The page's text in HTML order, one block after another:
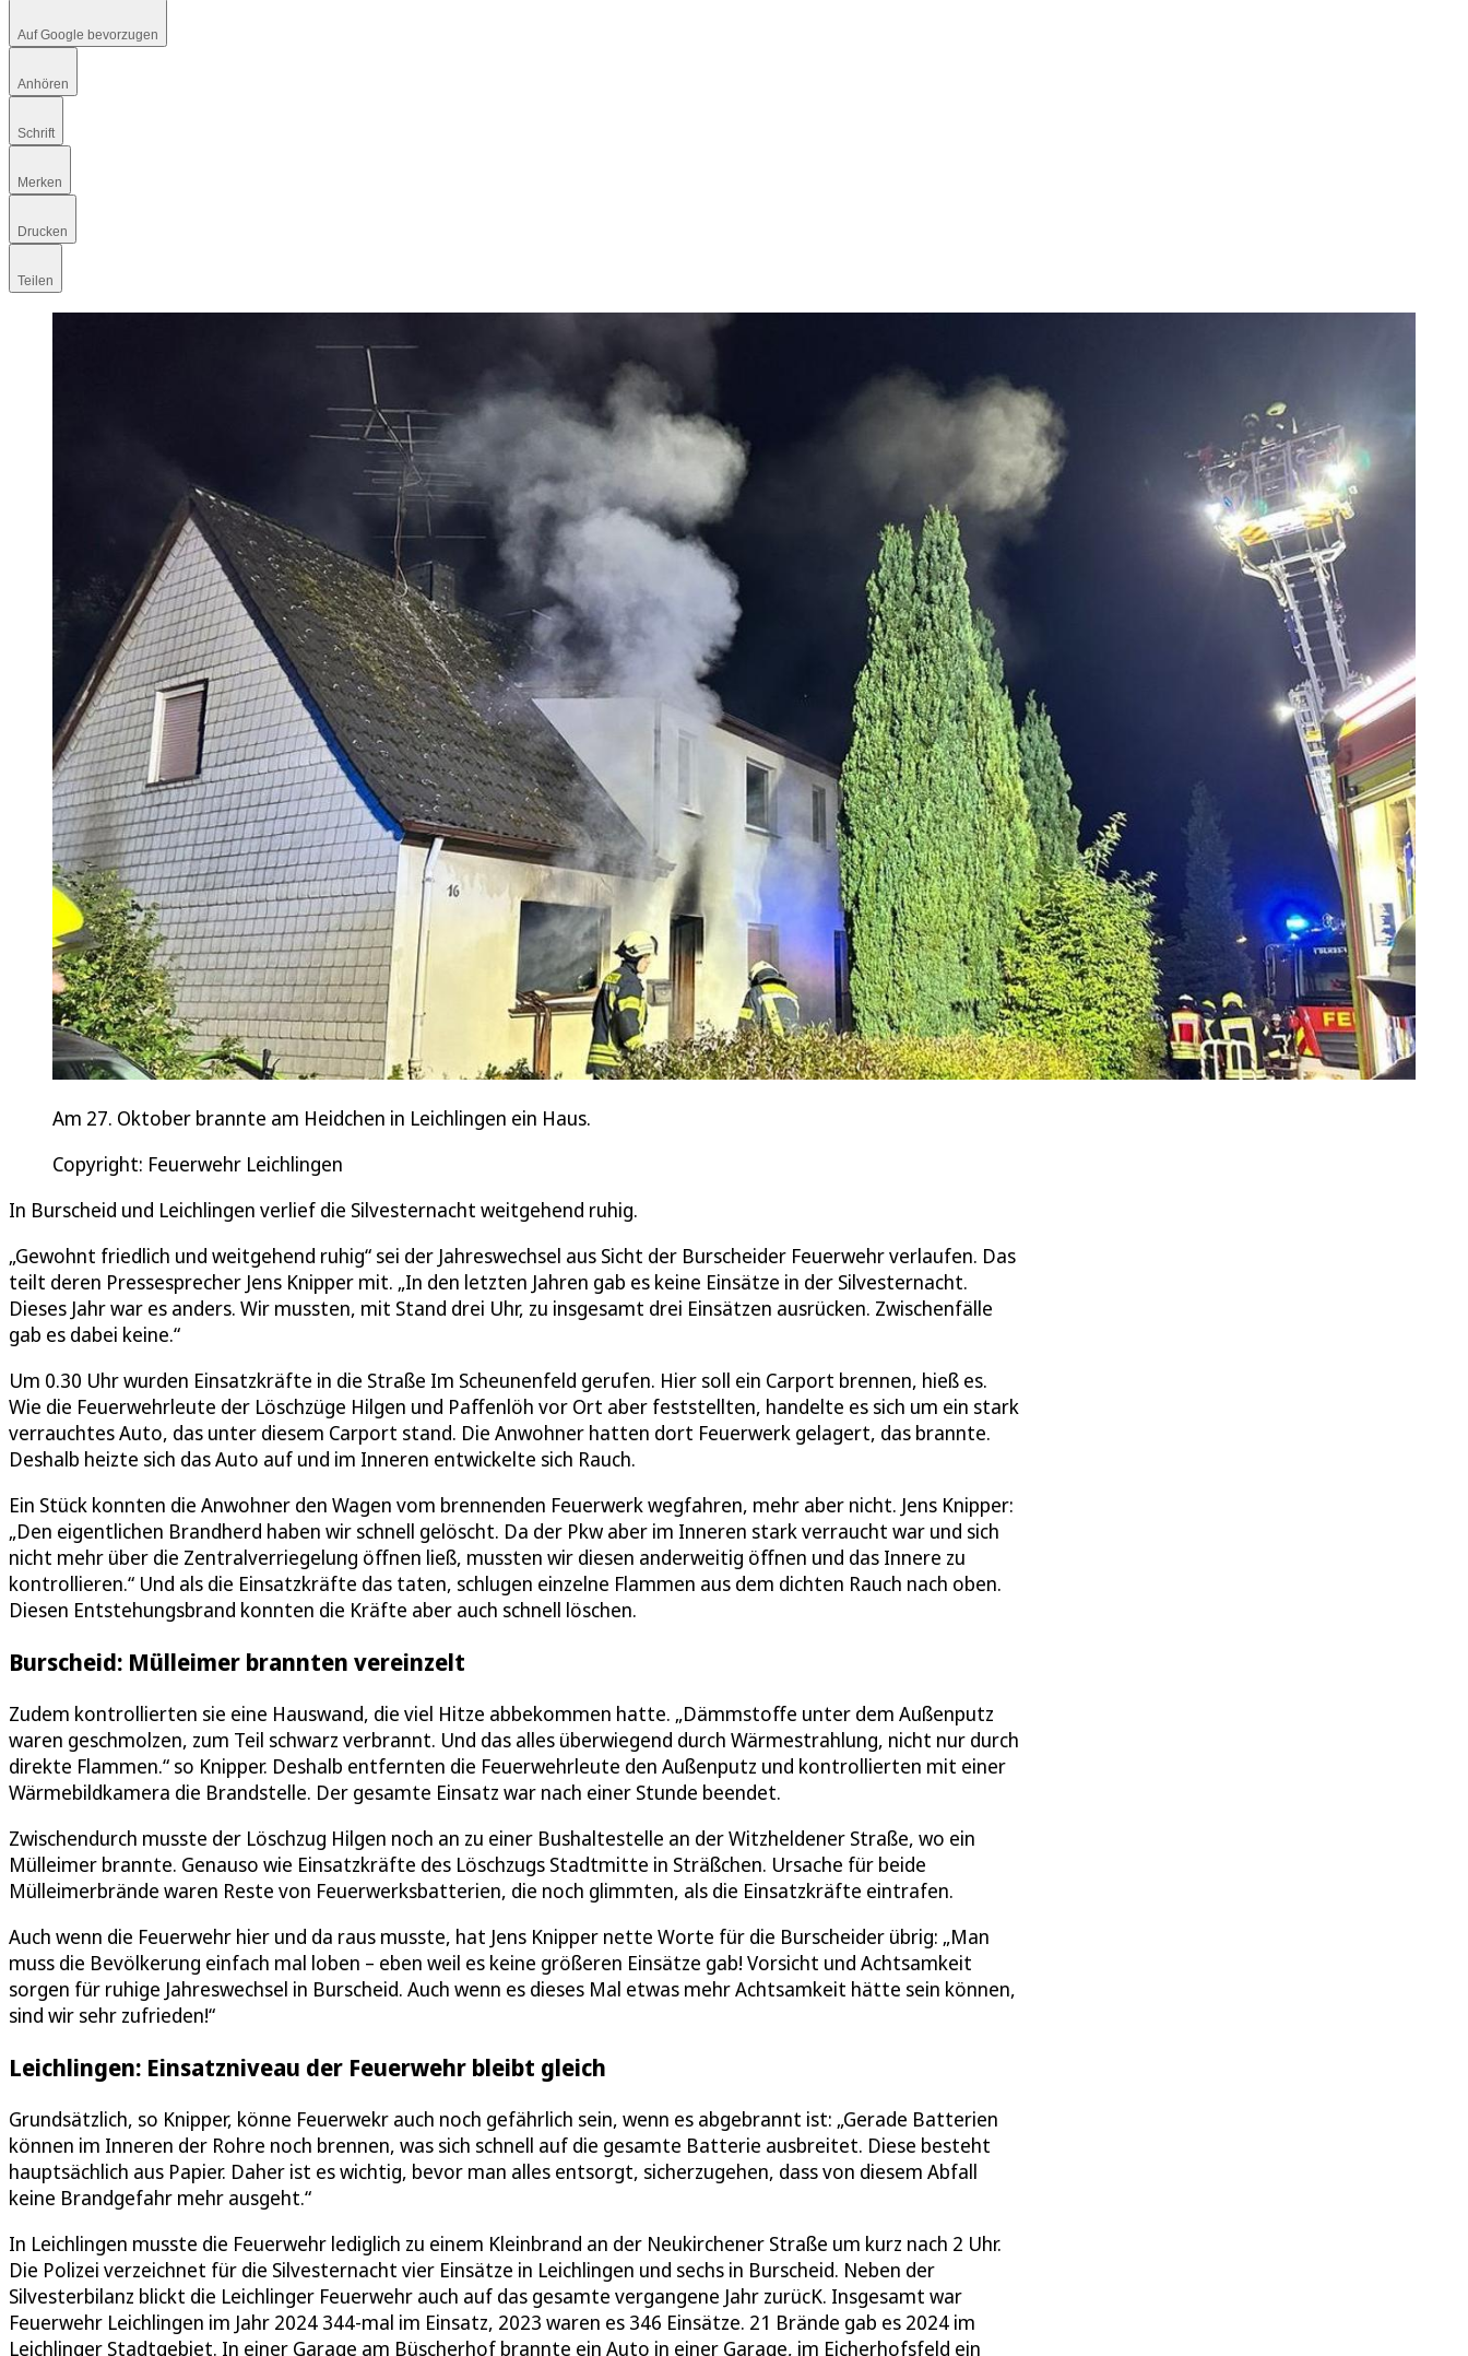
Auf Google bevorzugen
Anhören
Schrift
Merken
Drucken
Teilen
Am 27. Oktober brannte am Heidchen in Leichlingen ein Haus.
Copyright: Feuerwehr Leichlingen
In Burscheid und Leichlingen verlief die Silvesternacht weitgehend ruhig.
„Gewohnt friedlich und weitgehend ruhig“ sei der Jahreswechsel aus Sicht der Burscheider Feuerwehr verlaufen. Das
teilt deren Pressesprecher Jens Knipper mit. „In den letzten Jahren gab es keine Einsätze in der Silvesternacht.
Dieses Jahr war es anders. Wir mussten, mit Stand drei Uhr, zu insgesamt drei Einsätzen ausrücken. Zwischenfälle
gab es dabei keine.“
Um 0.30 Uhr wurden Einsatzkräfte in die Straße Im Scheunenfeld gerufen. Hier soll ein Carport brennen, hieß es.
Wie die Feuerwehrleute der Löschzüge Hilgen und Paffenlöh vor Ort aber feststellten, handelte es sich um ein stark
verrauchtes Auto, das unter diesem Carport stand. Die Anwohner hatten dort Feuerwerk gelagert, das brannte.
Deshalb heizte sich das Auto auf und im Inneren entwickelte sich Rauch.
Ein Stück konnten die Anwohner den Wagen vom brennenden Feuerwerk wegfahren, mehr aber nicht. Jens Knipper:
„Den eigentlichen Brandherd haben wir schnell gelöscht. Da der Pkw aber im Inneren stark verraucht war und sich
nicht mehr über die Zentralverriegelung öffnen ließ, mussten wir diesen anderweitig öffnen und das Innere zu
kontrollieren.“ Und als die Einsatzkräfte das taten, schlugen einzelne Flammen aus dem dichten Rauch nach oben.
Diesen Entstehungsbrand konnten die Kräfte aber auch schnell löschen.
Burscheid: Mülleimer brannten vereinzelt
Zudem kontrollierten sie eine Hauswand, die viel Hitze abbekommen hatte. „Dämmstoffe unter dem Außenputz
waren geschmolzen, zum Teil schwarz verbrannt. Und das alles überwiegend durch Wärmestrahlung, nicht nur durch
direkte Flammen.“ so Knipper. Deshalb entfernten die Feuerwehrleute den Außenputz und kontrollierten mit einer
Wärmebildkamera die Brandstelle. Der gesamte Einsatz war nach einer Stunde beendet.
Zwischendurch musste der Löschzug Hilgen noch an zu einer Bushaltestelle an der Witzheldener Straße, wo ein
Mülleimer brannte. Genauso wie Einsatzkräfte des Löschzugs Stadtmitte in Sträßchen. Ursache für beide
Mülleimerbrände waren Reste von Feuerwerksbatterien, die noch glimmten, als die Einsatzkräfte eintrafen.
Auch wenn die Feuerwehr hier und da raus musste, hat Jens Knipper nette Worte für die Burscheider übrig: „Man
muss die Bevölkerung einfach mal loben – eben weil es keine größeren Einsätze gab! Vorsicht und Achtsamkeit
sorgen für ruhige Jahreswechsel in Burscheid. Auch wenn es dieses Mal etwas mehr Achtsamkeit hätte sein können,
sind wir sehr zufrieden!“
Leichlingen: Einsatzniveau der Feuerwehr bleibt gleich
Grundsätzlich, so Knipper, könne Feuerwekr auch noch gefährlich sein, wenn es abgebrannt ist: „Gerade Batterien
können im Inneren der Rohre noch brennen, was sich schnell auf die gesamte Batterie ausbreitet. Diese besteht
hauptsächlich aus Papier. Daher ist es wichtig, bevor man alles entsorgt, sicherzugehen, dass von diesem Abfall
keine Brandgefahr mehr ausgeht.“
In Leichlingen musste die Feuerwehr lediglich zu einem Kleinbrand an der Neukirchener Straße um kurz nach 2 Uhr.
Die Polizei verzeichnet für die Silvesternacht vier Einsätze in Leichlingen und sechs in Burscheid. Neben der
Silvesterbilanz blickt die Leichlinger Feuerwehr auch auf das gesamte vergangene Jahr zurücK. Insgesamt war
Feuerwehr Leichlingen im Jahr 2024 344-mal im Einsatz, 2023 waren es 346 Einsätze. 21 Brände gab es 2024 im
Leichlinger Stadtgebiet. In einer Garage am Büscherhof brannte ein Auto in einer Garage, im Eicherhofsfeld ein